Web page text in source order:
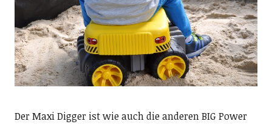
Der Maxi Digger ist wie auch die anderen BIG Power